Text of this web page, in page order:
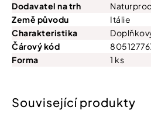
Dodavatel na trh
Země původu
Itálie
Charakteristika
Čárový kód
Forma
1 ks